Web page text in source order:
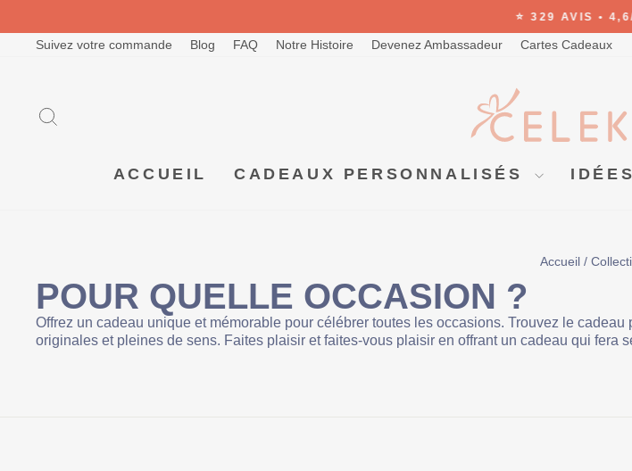
contenu
Pause
⭐ 329 AVIS • 4,6/5
Suivez votre commande Blog FAQ Notre Histoire Devenez Ambassadeur Cartes Cadeaux
ACCUEIL CADEAUX PERSONNALISÉS
Accueil /
POUR QUELLE OCCASION ?
Offrez un cadeau unique et mémorable pour célébrer toutes les occasions. Trouvez le
originales et pleines de sens. Faites plaisir et faites-vous plaisir en offrant un cadeau qui fera